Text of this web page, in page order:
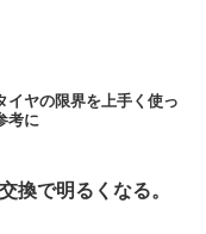
ヤの限界を上手く使っ
考に
換で明るくなる。